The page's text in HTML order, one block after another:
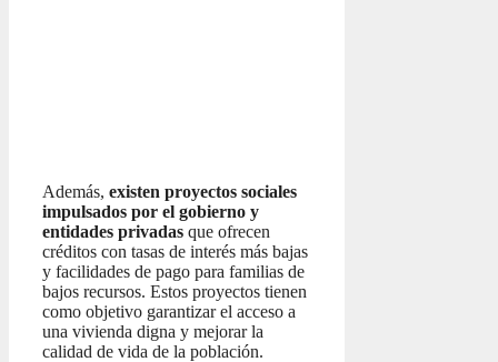
Además, existen proyectos sociales
impulsados por el gobierno y
entidades privadas que ofrecen
créditos con tasas de interés más bajas
y facilidades de pago para familias de
bajos recursos. Estos proyectos tienen
como objetivo garantizar el acceso a
una vivienda digna y mejorar la
calidad de vida de la población.